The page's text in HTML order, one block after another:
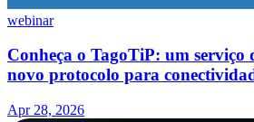
webinar
Conheça o TagoTiP: um serviço
novo protocolo para
Apr 28, 2026